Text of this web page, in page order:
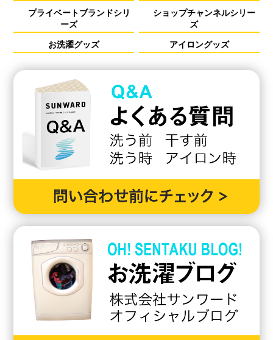
プライベートブランドシリ
ーズ
ショップチャンネルシリー
ズ
お洗濯グッズ
アイロングッズ